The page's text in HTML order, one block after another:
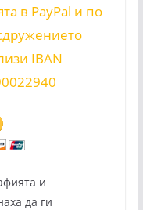
в PayPal и по
IBAN
и
да ги